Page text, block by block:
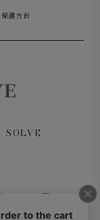
護方針
SOLVE